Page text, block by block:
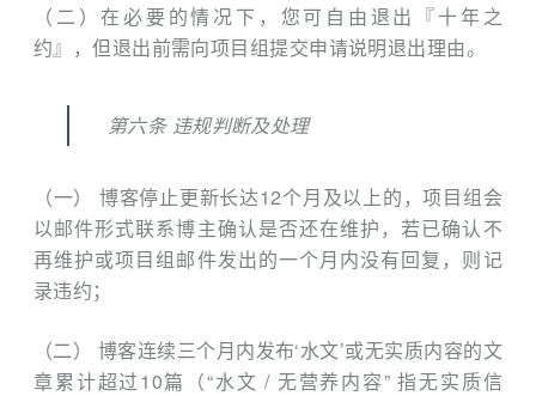
（二）在必要的情况下，您可自由退出『十年之
约』，但退出前需向项目组提交申请说明退出理由。
第六条 违规判断及处理
（一） 博客停止更新长达12个月及以上的，项目组会
以邮件形式联系博主确认是否还在维护，若已确认不
再维护或项目组邮件发出的一个月内没有回复，则记
录违约；
（二） 博客连续三个月内发布‘水文’或无实质内容的文
章累计超过10篇（“水文 / 无营养内容” 指无实质信